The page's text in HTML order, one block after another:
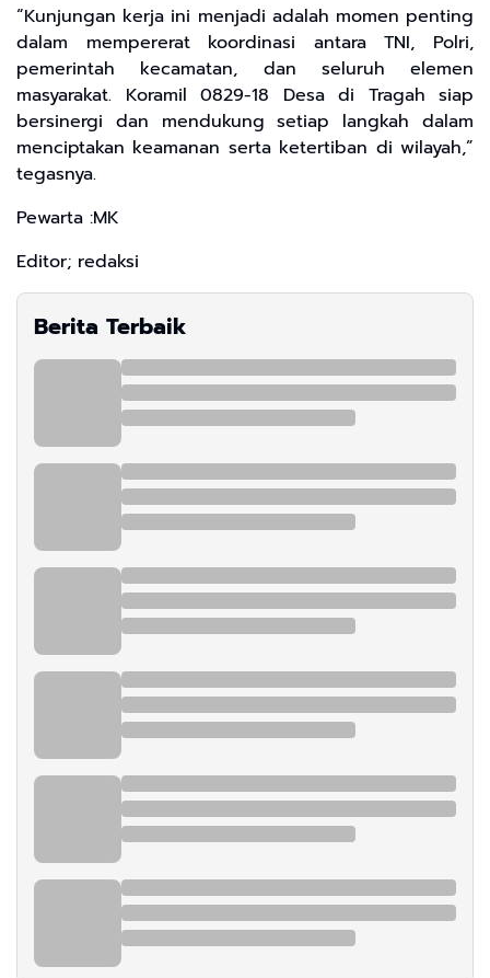
“Kunjungan kerja ini menjadi adalah momen penting
dalam mempererat koordinasi antara TNI, Polri,
pemerintah kecamatan, dan seluruh elemen
masyarakat. Koramil 0829-18 Desa di Tragah siap
bersinergi dan mendukung setiap langkah dalam
menciptakan keamanan serta ketertiban di wilayah,”
tegasnya.
Pewarta :MK
Editor; redaksi
Berita Terbaik